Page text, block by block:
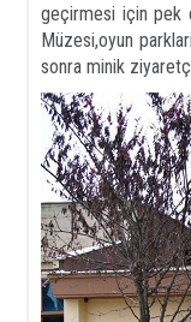
geçirmesi için pek
Müzesi,oyun
sonra minik